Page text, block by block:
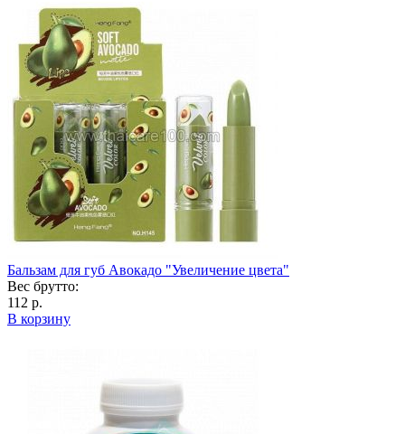
Бальзам для губ Авокадо "Увеличение цвета"
Вес брутто:
112 р.
В корзину